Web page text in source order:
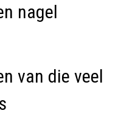
nagel
van die veel